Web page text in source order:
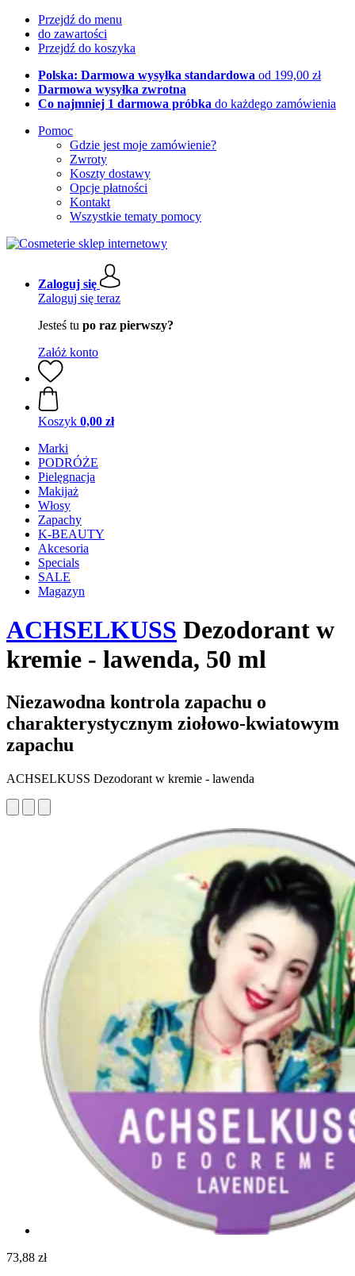
Przejdź do menu
do zawartości
Przejdź do koszyka
Polska: Darmowa wysyłka standardowa od 199,00 zł
Darmowa wysyłka zwrotna
Co najmniej 1 darmowa próbka do każdego zamówienia
Pomoc
Gdzie jest moje zamówienie?
Zwroty
Koszty dostawy
Opcje płatności
Kontakt
Wszystkie tematy pomocy
Zaloguj się
Zaloguj się teraz
Jesteś tu po raz pierwszy?
Załóż konto
Koszyk 0,00 zł
Marki
PODRÓŻE
Pielęgnacja
Makijaż
Włosy
Zapachy
K-BEAUTY
Akcesoria
Specials
SALE
Magazyn
ACHSELKUSS Dezodorant w
kremie - lawenda, 50 ml
Niezawodna kontrola zapachu o
charakterystycznym ziołowo-kwiatowym
zapachu
ACHSELKUSS Dezodorant w kremie - lawenda
73,88 zł